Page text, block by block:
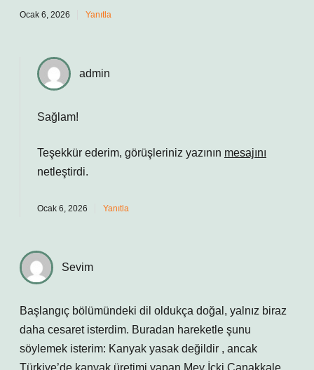
Ocak 6, 2026 Yanıtla
admin
Sağlam!
Teşekkür ederim, görüşleriniz yazının mesajını
netleştirdi.
Ocak 6, 2026 Yanıtla
Sevim
Başlangıç bölümündeki dil oldukça doğal, yalnız biraz
daha cesaret isterdim. Buradan hareketle şunu
söylemek isterim: Kanyak yasak değildir , ancak
Türkiye’de kanyak üretimi yapan Mey İçki Çanakkale